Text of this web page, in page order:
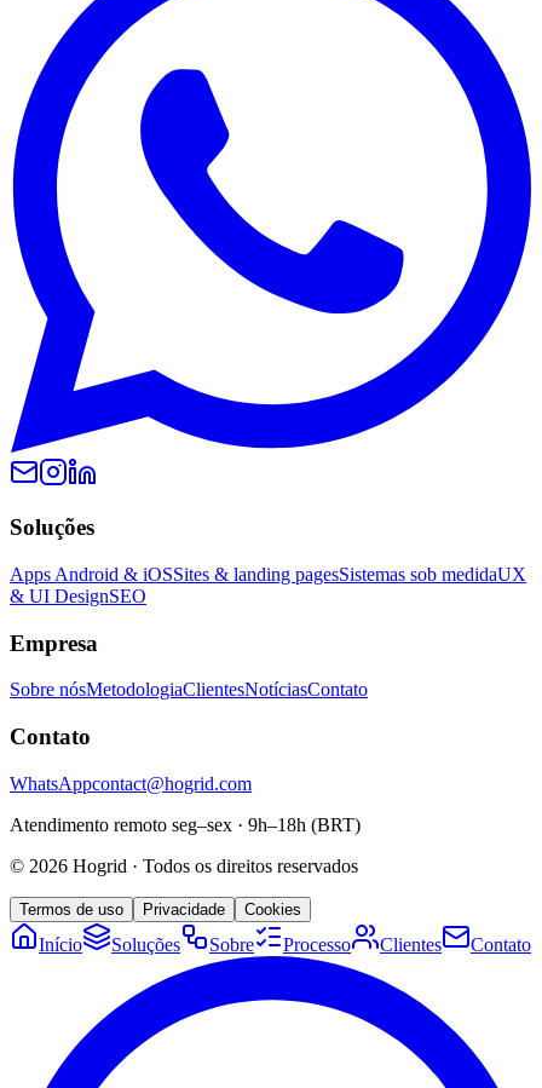
Soluções
Apps Android & iOSSites & landing pagesSistemas sob medidaUX
& UI DesignSEO
Empresa
Sobre nósMetodologiaClientesNotíciasContato
Contato
WhatsAppcontact@hogrid.com
Atendimento remoto seg–sex · 9h–18h (BRT)
© 2026 Hogrid · Todos os direitos reservados
Termos de uso Privacidade Cookies
Início Soluções Sobre Processo Clientes Contato